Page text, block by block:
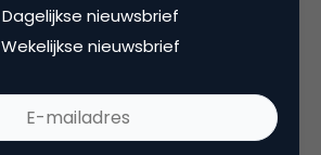
Dagelijkse nieuwsbrief
Wekelijkse nieuwsbrief